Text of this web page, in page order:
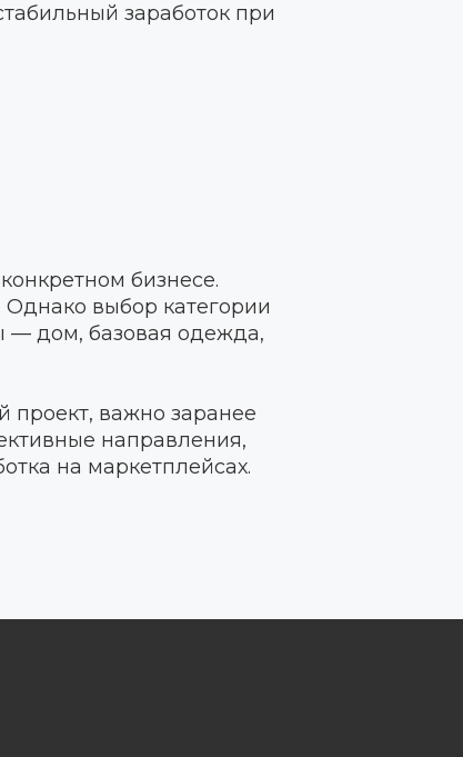
заработок при
бизнесе.
Однако выбор категории
— дом, базовая одежда,
проект, важно заранее
направления,
на маркетплейсах.